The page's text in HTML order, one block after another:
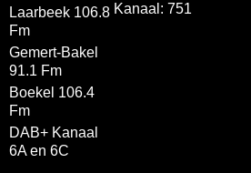
Laarbeek 106.8
Fm
Gemert-Bakel
91.1 Fm
Boekel 106.4
Fm
DAB+ Kanaal
6A en 6C
Kanaal: 751